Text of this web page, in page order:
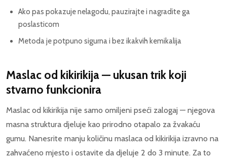
Ako pas pokazuje nelagodu, pauzirajte i nagradite ga
poslasticom
Metoda je potpuno sigurna i bez ikakvih kemikalija
Maslac od kikirikija — ukusan trik koji
stvarno funkcionira
Maslac od kikirikija nije samo omiljeni pseći zalogaj — njegova
masna struktura djeluje kao prirodno otapalo za žvakaću
gumu. Nanesrite manju količinu maslaca od kikirikija izravno na
zahvaćeno mjesto i ostavite da djeluje 2 do 3 minute. Za to